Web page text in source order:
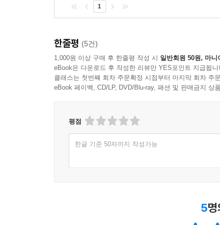
1
한줄평 (5건)
1,000원 이상 구매 후 한줄평 작성 시 일반회원 50원, 마니
eBook은 다운로드 후 작성한 리뷰만 YES포인트 지급됩니
클래스는 첫번째 회차 주문확정 시점부터 마지막 회차 주
eBook 페이백, CD/LP, DVD/Blu-ray, 패션 및 판매금지 상
평점
한글 기준 50자까지 작성가능
5